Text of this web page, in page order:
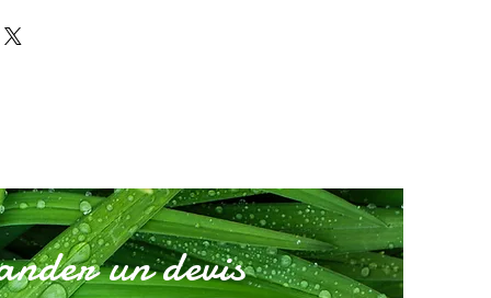
vos conditions afin d'établir
avec vos clients et leur
de livraison et conditionnement et
un devis